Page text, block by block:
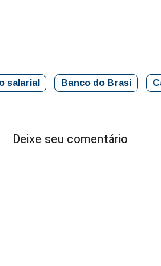
salarial Banco do Brasi
Deixe seu comentário